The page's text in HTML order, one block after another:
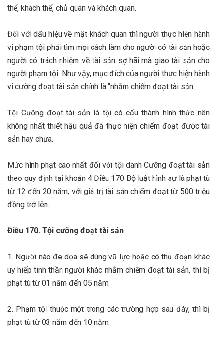
thể, khách thể, chủ quan và khách quan.
Đối với dấu hiệu về mặt khách quan thì người thực hiện hành
vi phạm tội phải tìm mọi cách làm cho người có tài sản hoặc
người có trách nhiệm về tài sản sợ hãi mà giao tài sản cho
người phạm tội. Như vậy, mục đích của người thực hiện hành
vi cưỡng đoạt tài sản chính là "nhằm chiếm đoạt tài sản.
Tội Cưỡng đoạt tài sản là tội có cấu thành hình thức nên
không nhất thiết hậu quả đã thực hiện chiếm đoạt được tài
sản hay chưa.
Mức hình phạt cao nhất đối với tội danh Cưỡng đoạt tài sản
theo quy định tại khoản 4 Điều 170 Bộ luật hình sự là phạt tù
từ 12 đến 20 năm, với giá trị tài sản chiếm đoạt từ 500 triệu
đồng trở lên.
Điều 170. Tội cưỡng đoạt tài sản
1. Người nào đe dọa sẽ dùng vũ lực hoặc có thủ đoạn khác
uy hiếp tinh thần người khác nhằm chiếm đoạt tài sản, thì bị
phạt tù từ 01 năm đến 05 năm.
2. Phạm tội thuộc một trong các trường hợp sau đây, thì bị
phạt tù từ 03 năm đến 10 năm: